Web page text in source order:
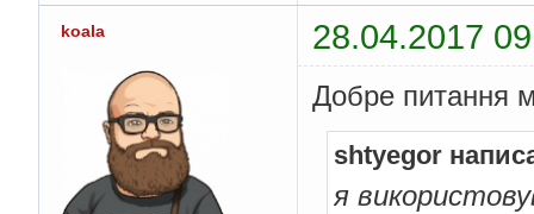
koala 28.04.2017
Добре питання
shtyegor
я